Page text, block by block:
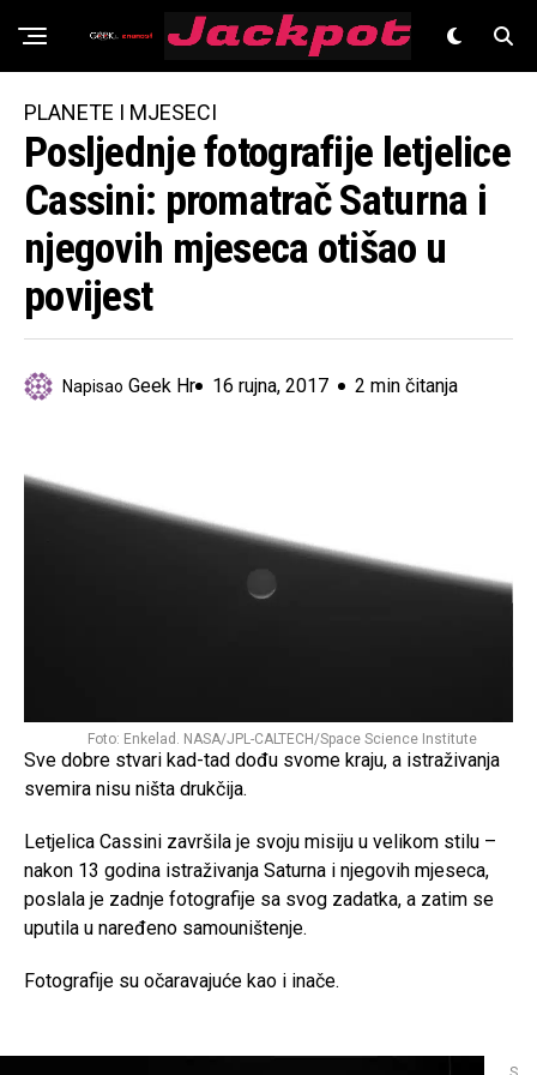
Znanost
PLANETE I MJESECI
Posljednje fotografije letjelice
Cassini: promatrač Saturna i
njegovih mjeseca otišao u
povijest
Napisao Geek Hr 16 rujna, 2017 2 min čitanja
Foto: Enkelad. NASA/JPL-CALTECH/Space Science Institute
Sve dobre stvari kad-tad dođu svome kraju, a istraživanja
svemira nisu ništa drukčija.
Letjelica Cassini završila je svoju misiju u velikom stilu –
nakon 13 godina istraživanja Saturna i njegovih mjeseca,
poslala je zadnje fotografije sa svog zadatka, a zatim se
uputila u naređeno samouništenje.
Fotografije su očaravajuće kao i inače.